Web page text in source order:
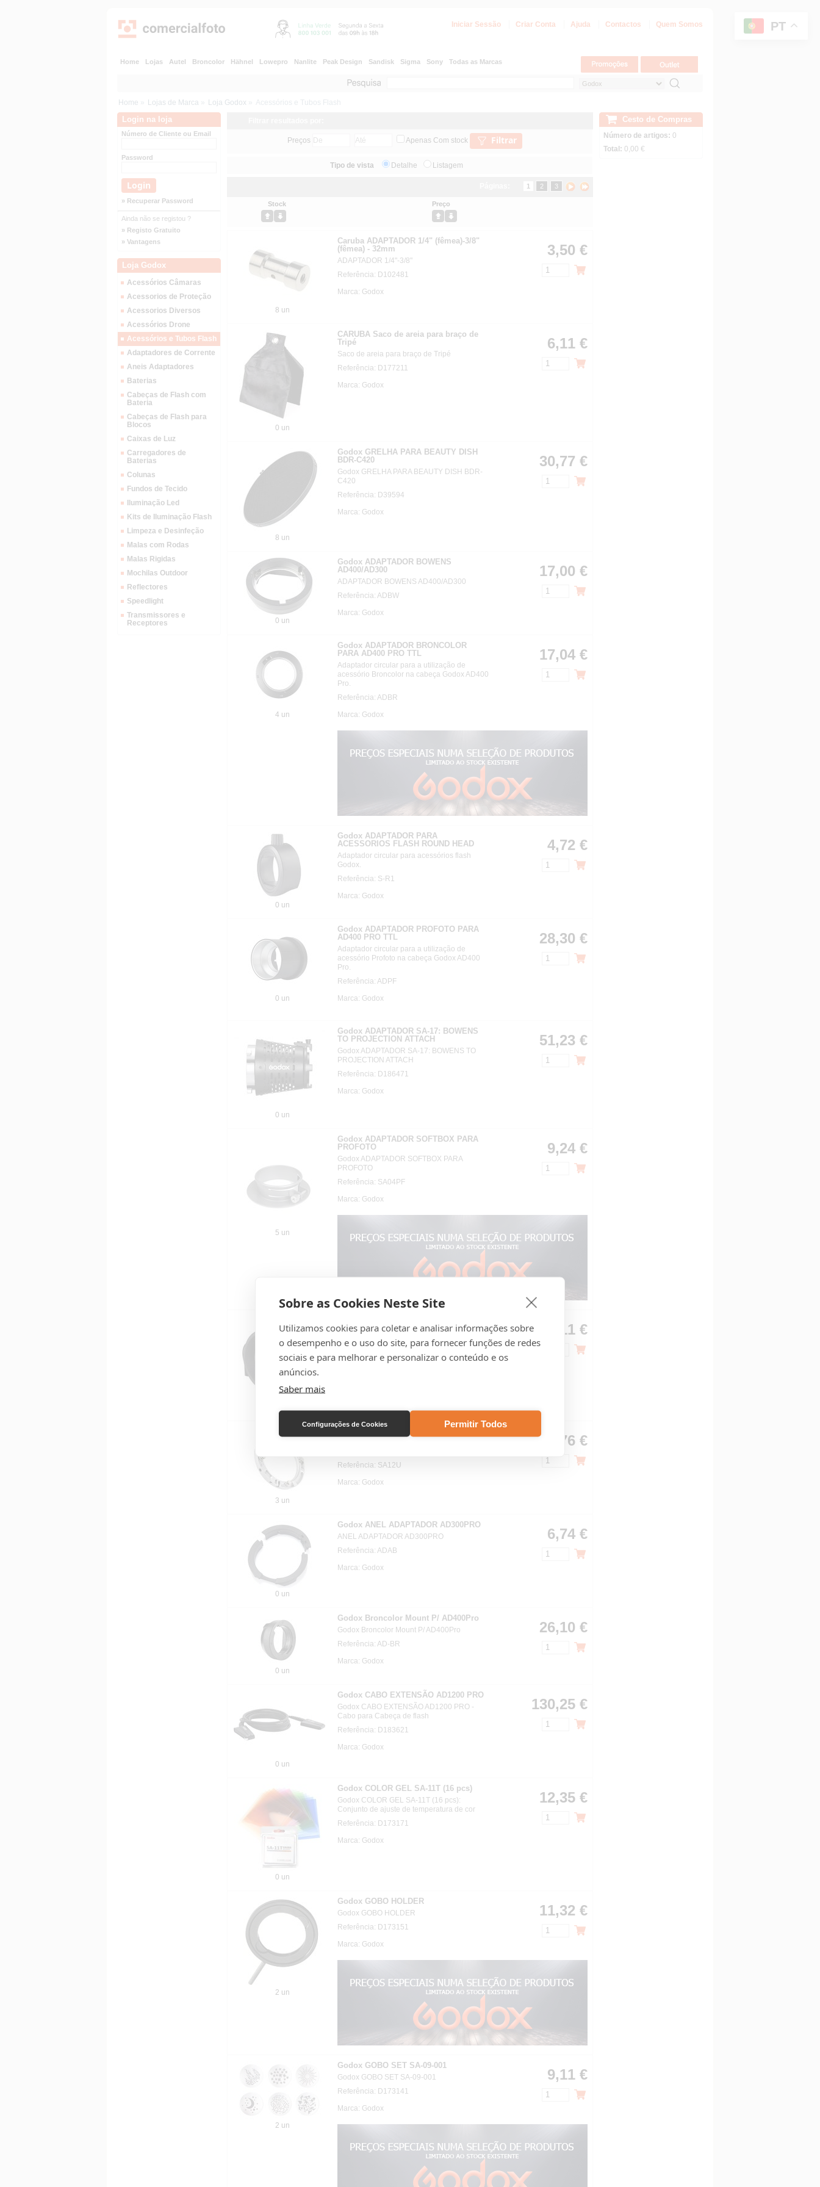
Sobre as Cookies Neste Site
Utilizamos cookies para coletar e analisar informações sobre
o desempenho e o uso do site, para fornecer funções de redes
sociais e para melhorar e personalizar o conteúdo e os
anúncios.
Saber mais
Configurações de Cookies Permitir Todos
PT
Iniciar Sessão Criar Conta Ajuda Contactos Quem Somos
Home Lojas Autel Broncolor Hähnel Lowepro Nanlite Peak Design Sandisk Sigma Sony Todas as Marcas
Home » Lojas de Marca » Loja Godox » Acessórios e Tubos Flash
Login na loja
Número de Cliente ou Email
Password
» Recuperar Password
Ainda não se registou ?
» Registo Gratuito
» Vantagens
Loja Godox
Acessórios Câmaras
Acessorios de Proteção
Acessorios Diversos
Acessórios Drone
Acessórios e Tubos Flash
Adaptadores de Corrente
Aneis Adaptadores
Baterias
Cabeças de Flash com
Bateria
Cabeças de Flash para
Blocos
Caixas de Luz
Carregadores de
Baterias
Colunas
Fundos de Tecido
Iluminação Led
Kits de Iluminação Flash
Limpeza e Desinfeção
Malas com Rodas
Malas Rigidas
Mochilas Outdoor
Reflectores
Speedlight
Transmissores e
Receptores
Preços Apenas Com stock Filtrar
Tipo de vista Detalhe Listagem
1 2 3
Stock Preço
8 un
Caruba ADAPTADOR 1/4" (fêmea)-3/8"
(fêmea) - 32mm
ADAPTADOR 1/4"-3/8"
Referência: D102481
Marca: Godox
3,50 €
0 un
CARUBA Saco de areia para braço de
Tripé
Saco de areia para braço de Tripé
Referência: D177211
Marca: Godox
6,11 €
8 un
Godox GRELHA PARA BEAUTY DISH
BDR-C420
Godox GRELHA PARA BEAUTY DISH BDR-
C420
Referência: D39594
Marca: Godox
30,77 €
0 un
Godox ADAPTADOR BOWENS
AD400/AD300
ADAPTADOR BOWENS AD400/AD300
Referência: ADBW
Marca: Godox
17,00 €
4 un
Godox ADAPTADOR BRONCOLOR
PARA AD400 PRO TTL
Adaptador circular para a utilização de
acessório Broncolor na cabeça Godox AD400
Pro.
Referência: ADBR
Marca: Godox
17,04 €
0 un
Godox ADAPTADOR PARA
ACESSORIOS FLASH ROUND HEAD
Adaptador circular para acessórios flash
Godox.
Referência: S-R1
Marca: Godox
4,72 €
0 un
Godox ADAPTADOR PROFOTO PARA
AD400 PRO TTL
Adaptador circular para a utilização de
acessório Profoto na cabeça Godox AD400
Pro.
Referência: ADPF
Marca: Godox
28,30 €
0 un
Godox ADAPTADOR SA-17: BOWENS
TO PROJECTION ATTACH
Godox ADAPTADOR SA-17: BOWENS TO
PROJECTION ATTACH
Referência: D186471
Marca: Godox
51,23 €
5 un
Godox ADAPTADOR SOFTBOX PARA
PROFOTO
Godox ADAPTADOR SOFTBOX PARA
PROFOTO
Referência: SA04PF
Marca: Godox
9,24 €
PROFOTO 114cm
Godox ADAPTADOR SOFTBOX PROFOTO
114cm: O Godox Softbox Adapter Profoto 114
cm possibilita a montagem de uma softbox
29,11 €
3 un
UNIVERSAL
Referência: SA12U
Marca: Godox
8,76 €
0 un
Godox ANEL ADAPTADOR AD300PRO
ANEL ADAPTADOR AD300PRO
Referência: ADAB
Marca: Godox
6,74 €
0 un
Godox Broncolor Mount P/ AD400Pro
Godox Broncolor Mount P/ AD400Pro
Referência: AD-BR
Marca: Godox
26,10 €
0 un
Godox CABO EXTENSÃO AD1200 PRO
Godox CABO EXTENSÃO AD1200 PRO -
Cabo para Cabeça de flash
Referência: D183621
Marca: Godox
130,25 €
0 un
Godox COLOR GEL SA-11T (16 pcs)
Godox COLOR GEL SA-11T (16 pcs):
Conjunto de ajuste de temperatura de cor
Referência: D173171
Marca: Godox
12,35 €
2 un
Godox GOBO HOLDER
Godox GOBO HOLDER
Referência: D173151
Marca: Godox
11,32 €
2 un
Godox GOBO SET SA-09-001
Godox GOBO SET SA-09-001
Referência: D173141
Marca: Godox
9,11 €
Cesto de Compras
Número de artigos: 0
Total: 0,00 €